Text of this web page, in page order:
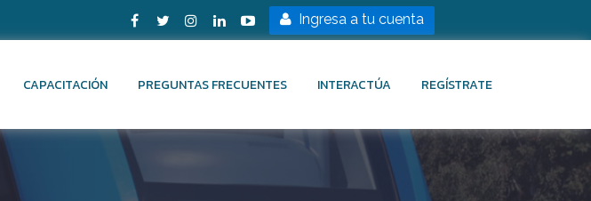
Ingresa a tu cuenta
CAPACITACIÓN PREGUNTAS FRECUENTES INTERACTÚA REGÍSTRATE